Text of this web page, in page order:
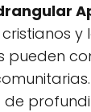
pueden